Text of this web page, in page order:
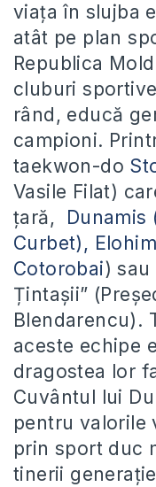
viața în slujba
atât pe plan
Republica
cluburi
rând, educă
campioni.
taekwon-do
Vasile Filat)
țară,
Dunamis
Curbet),
Cotorobai) sau
Țintașii”
Blendarencu).
aceste echipe
dragostea lor
Cuvântul lui
pentru valorile
prin sport duc
tinerii